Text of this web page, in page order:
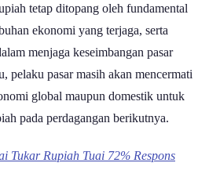
tetap ditopang oleh fundamental
ekonomi yang terjaga, serta
menjaga keseimbangan pasar
pelaku pasar masih akan mencermati
global maupun domestik untuk
pada perdagangan berikutnya.
Tukar Rupiah Tuai 72% Respons